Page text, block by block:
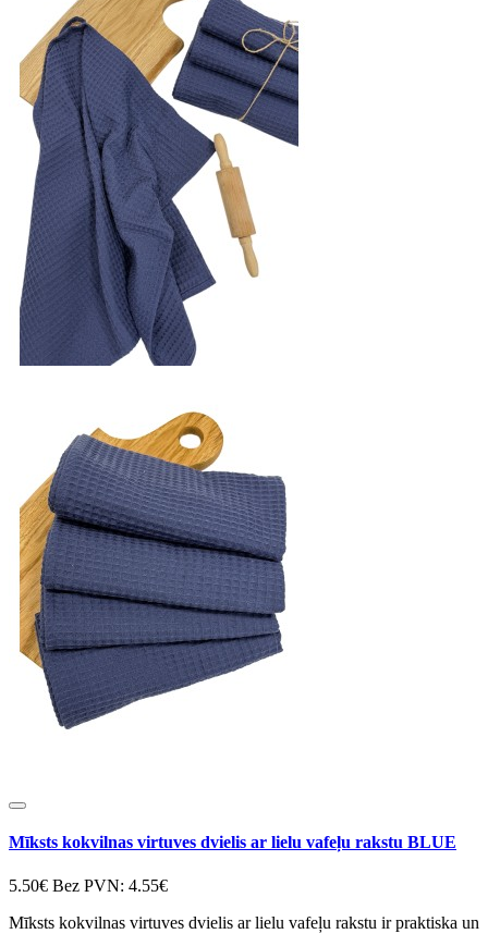
Mīksts kokvilnas virtuves dvielis ar lielu vafeļu rakstu BLUE
5.50€ Bez PVN: 4.55€
Mīksts kokvilnas virtuves dvielis ar lielu vafeļu rakstu ir praktiska un